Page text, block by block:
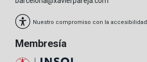
Nuestro compromiso con la accesibilidad
Membresía